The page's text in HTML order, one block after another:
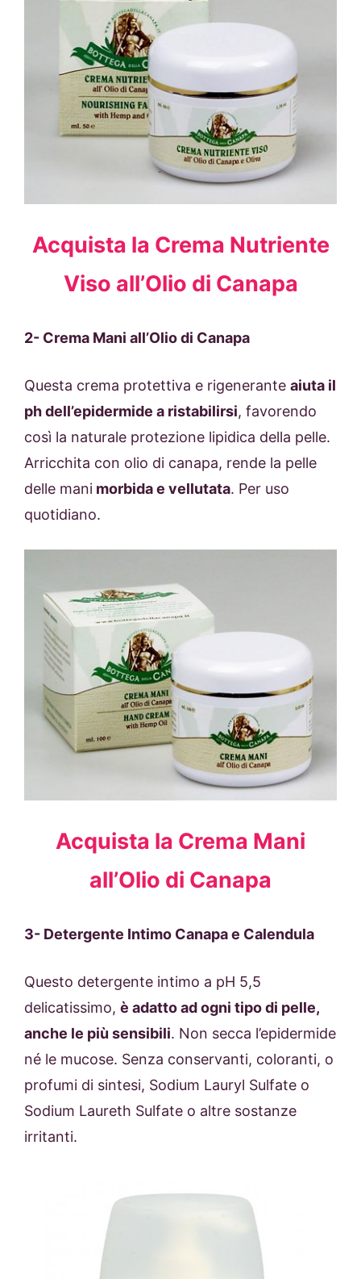
Acquista la Crema Nutriente
Viso all’Olio di Canapa
2- Crema Mani all’Olio di Canapa
Questa crema protettiva e rigenerante aiuta il
ph dell’epidermide a ristabilirsi, favorendo
così la naturale protezione lipidica della pelle.
Arricchita con olio di canapa, rende la pelle
delle mani morbida e vellutata. Per uso
quotidiano.
Acquista la Crema Mani
all’Olio di Canapa
3- Detergente Intimo Canapa e Calendula
Questo detergente intimo a pH 5,5
delicatissimo, è adatto ad ogni tipo di pelle,
anche le più sensibili. Non secca l’epidermide
né le mucose. Senza conservanti, coloranti, o
profumi di sintesi, Sodium Lauryl Sulfate o
Sodium Laureth Sulfate o altre sostanze
irritanti.